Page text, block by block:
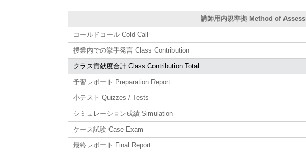
講師用内規準拠 Method of
コールドコール Cold Call
授業内での挙手発言 Class Contribution
クラス貢献度合計 Class Contribution Total
予習レポート Preparation Report
小テスト Quizzes / Tests
シミュレーション成績 Simulation
ケース試験 Case Exam
最終レポート Final Report